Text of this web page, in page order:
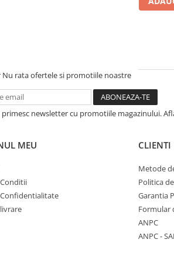
Nu rata ofertele si promotiile noastre
primesc newsletter cu promotiile magazinului.
MEU CLIENTI
Metode
Politica
Garantia
Formular
ANPC
ANPC -